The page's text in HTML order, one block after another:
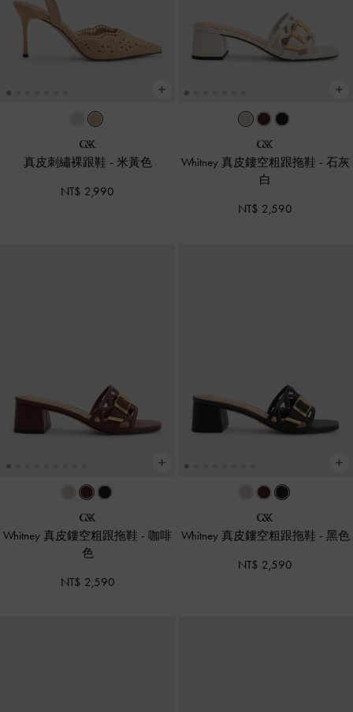
真皮刺繡裸跟鞋 - 米黃色
NT$ 2,990
Whitney 真皮鏤空粗跟拖鞋 - 石灰
白
NT$ 2,590
Whitney 真皮鏤空粗跟拖鞋 - 咖啡
色
NT$ 2,590
Whitney 真皮鏤空粗跟拖鞋 - 黑色
NT$ 2,590